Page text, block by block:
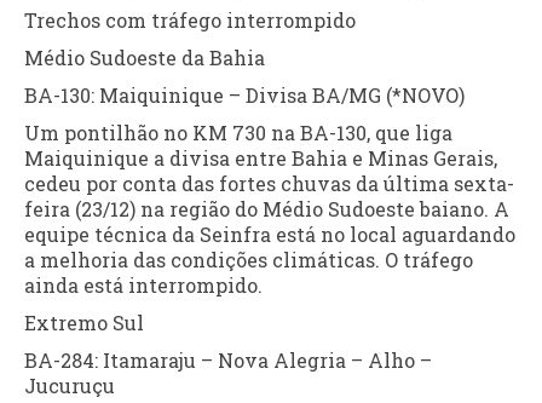
Trechos com tráfego interrompido
Médio Sudoeste da Bahia
BA-130: Maiquinique – Divisa BA/MG (*NOVO)
Um pontilhão no KM 730 na BA-130, que liga
Maiquinique a divisa entre Bahia e Minas Gerais,
cedeu por conta das fortes chuvas da última sexta-
feira (23/12) na região do Médio Sudoeste baiano. A
equipe técnica da Seinfra está no local aguardando
a melhoria das condições climáticas. O tráfego
ainda está interrompido.
Extremo Sul
BA-284: Itamaraju – Nova Alegria – Alho –
Jucuruçu